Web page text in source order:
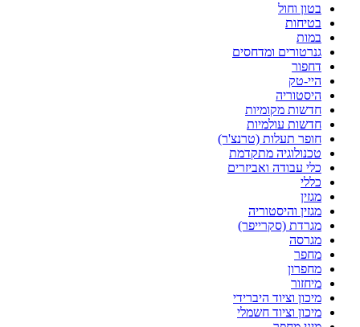
בטון וחול
בטיחות
במות
גנרטורים ומדחסים
דחפור
היי-טק
היסטוריה
חדשות מקומיות
חדשות עולמיות
חופר תעלות (טרנצ'ר)
טכנולוגיה מתקדמת
כלי עבודה ואביזרים
כללי
מגזין
מגזין והיסטוריה
מגרדת (סקרייפר)
מגרסה
מחפר
מחפרון
מיחזור
מיכון וציוד היברידי
מיכון וציוד חשמלי